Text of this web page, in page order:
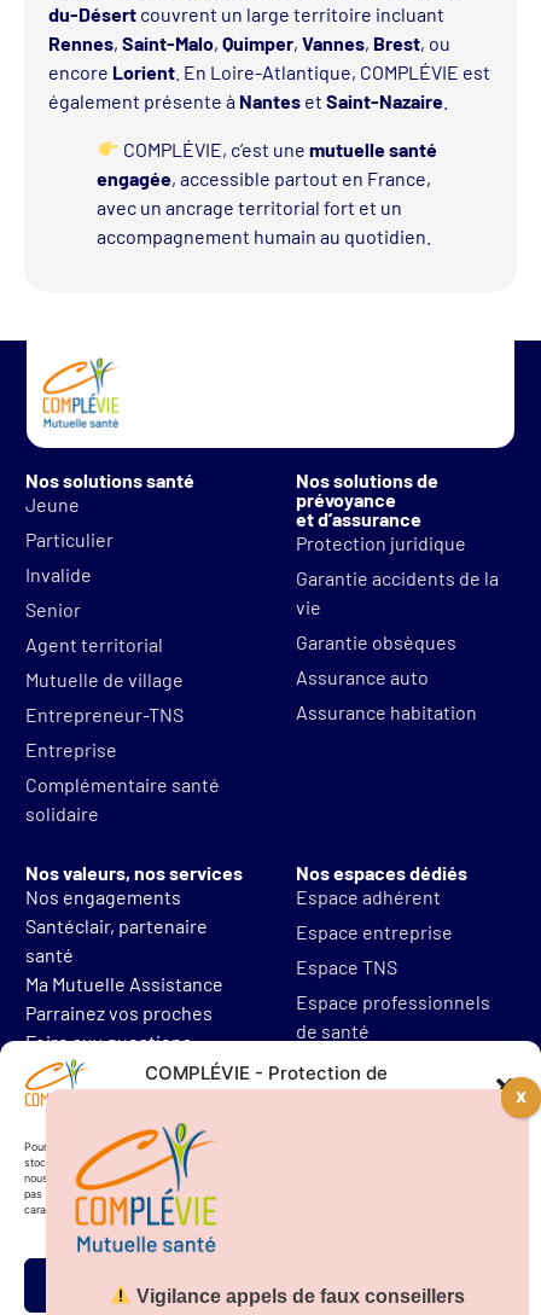
COMPLÉVIE - Protection de
Pour offrir les meilleures expériences, nous utilisons des technologies telles que les cookies pour
stocker et/ou accéder aux informations des appareils. Le fait de consentir à ces technologies
nous permettra de traiter des données telles que le comportement de navigation. Le fait de ne
pas consentir ou de retirer son consentement peut avoir un effet négatif sur certaines
caractéristiques et fonctions.
Accepter
du-Désert couvrent un large territoire incluant
Rennes,Saint-Malo,Quimper,Vannes, Brest, ou
encore Lorient . En Loire-Atlantique, COMPLÉVIE est
également présente à Nantes etSaint-Nazaire
COMPLÉVIE, c’est une mutuelle santé
engagée, accessible partout en France,
avec un ancrage territorial fort et un
accompagnement humain au quotidien.
Nos solutions santé
Jeune
Particulier
Invalide
Senior
Agent territorial
Mutuelle de village
Entrepreneur-TNS
Entreprise
Complémentaire santé
solidaire
Nos solutions de
prévoyance
et d’assurance
Protection juridique
Garantie accidents de la
vie
Garantie obsèques
Assurance auto
Assurance habitation
Nos valeurs, nos services
Nos engagements
Santéclair, partenaire
santé
Ma Mutuelle Assistance
Parrainez vos proches
Foire aux questions
Nos espaces dédiés
Espace adhérent
Espace entreprise
Espace TNS
Espace professionnels
de santé
Mentions légales
Protections des données
Téléchargez notreVigilance appels de faux conseillers